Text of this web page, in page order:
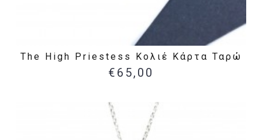
The High Priestess Κολιέ Κάρτα Ταρώ
€65,00